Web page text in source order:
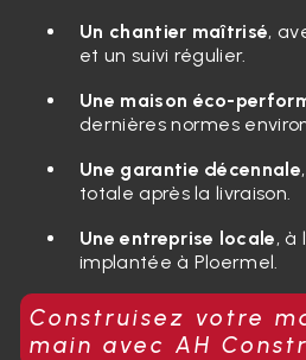
Un chantier maîtrisé,
et un suivi régulier.
Une maison éco-
dernières normes
Une garantie décennale
totale après la livraison.
Une entreprise locale, à
implantée à Ploermel.
Construisez votre
main avec AH